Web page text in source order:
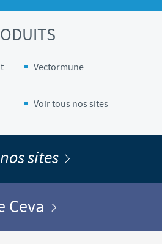
Vectormune
Voir tous nos sites
sites
Ceva